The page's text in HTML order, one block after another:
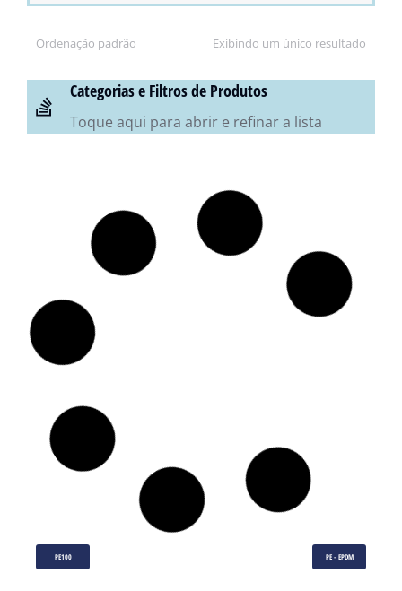
Exibindo um único resultado
Categorias e Filtros de Produtos
Toque aqui para abrir e refinar a lista
PE100 PE - EPDM